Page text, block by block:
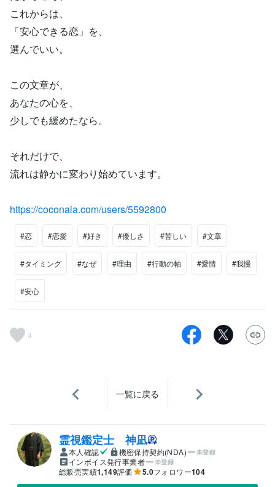
これからは、
「安心できる恋」を、
選んでいい。
この文章が、
あなたの心を、
少しでも緩めたなら。
それだけで、
流れは静かに変わり始めています。
https://coconala.com/users/5592800
#恋 #恋愛 #好き #優しさ #苦しい #文章
#タイミング #なぜ #理由 #行動の軸 #愛情 #我慢
#安心
4
一覧に戻る
霊視鑑定士 神凪
本人確認 機密保持契約(NDA) 未登録
インボイス発行事業者 未登録
総販売実績1,149評価 5.0フォロワー104